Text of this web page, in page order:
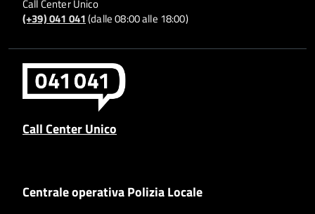
Call Center Unico
(+39) 041 041(dalle 08:00 alle 18:00)
Call Center Unico
Centrale operativa Polizia Locale